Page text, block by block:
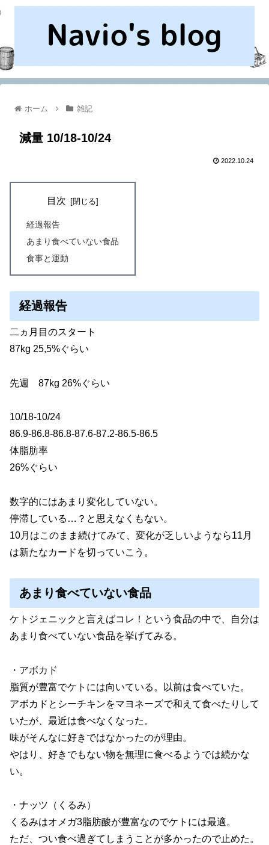
ホーム 雑記
減量 10/18-10/24
2022.10.24
目次
経過報告
あまり食べていない食品
食事と運動
経過報告
二ヵ月目のスタート
87kg 25,5%ぐらい
先週 87kg 26%ぐらい
10/18-10/24
86.9-86.8-86.8-87.6-87.2-86.5-86.5
体脂肪率
26%ぐらい
数字的にはあまり変化していない。
停滞している…？と思えなくもない。
10月はこのまま続けてみて、変化が乏しいようなら11月
は新たなカードを切っていこう。
あまり食べていない食品
ケトジェニックと言えばコレ！という食品の中で、自分は
あまり食べていない食品を挙げてみる。
・アボカド
脂質が豊富でケトには向いている。以前は食べていた。
アボカドとシーチキンをマヨネーズで和えて食べたりして
いたが、最近は食べなくなった。
味がそんなに好きではなかったのが理由。
やはり、好きでもない物を無理に食べるようでは続かな
い。
・ナッツ（くるみ）
くるみはオメガ3脂肪酸が豊富なのでケトには最適。
ただ、つい食べ過ぎてしまうことが多かったので止めた。